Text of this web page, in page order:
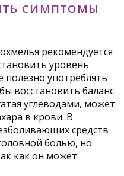
СИМПТОМЫ
рекомендуется
уровень
употреблять
восстановить баланс
углеводами, может
в крови. В
средств
болью, но
как он может